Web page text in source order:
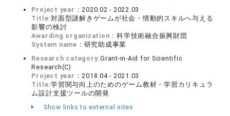
Project year： 2020.02 - 2022.03
Title:対面型謎解きゲームが社会・情動的スキルへ与える
影響の検討
Awarding organization：科学技術融合振興財団
System name： 研究助成事業
Research category:Grant-in-Aid for Scientific
Research(C)
Project year： 2018.04 - 2021.03
Title:学習関与向上のためのゲーム教材・学習カリキュラ
ム設計支援ツールの開発
Show links to external sites